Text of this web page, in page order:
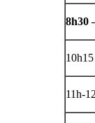
8h30
11h-